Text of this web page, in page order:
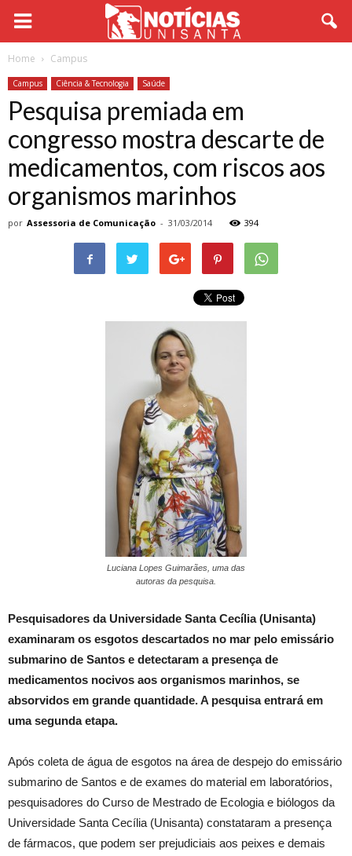
Home Campus
Campus Ciência & Tecnologia Saúde
Pesquisa premiada em
congresso mostra descarte de
medicamentos, com riscos aos
organismos marinhos
por Assessoria de Comunicação - 31/03/2014 394
Luciana Lopes Guimarães, uma das
autoras da pesquisa.
Pesquisadores da Universidade Santa Cecília (Unisanta)
examinaram os esgotos descartados no mar pelo emissário
submarino de Santos e detectaram a presença de
medicamentos nocivos aos organismos marinhos, se
absorvidos em grande quantidade. A pesquisa entrará em
uma segunda etapa.
Após coleta de água de esgotos na área de despejo do emissário
submarino de Santos e de exames do material em laboratórios,
pesquisadores do Curso de Mestrado de Ecologia e biólogos da
Universidade Santa Cecília (Unisanta) constataram a presença
de fármacos, que podem ser prejudiciais aos peixes e demais